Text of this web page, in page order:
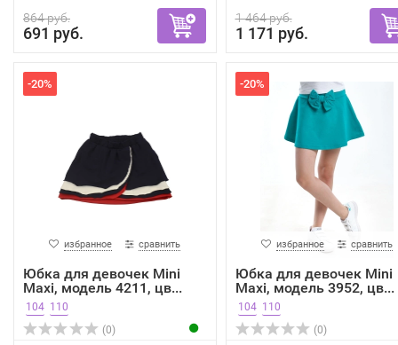
864 руб.
691 руб.
1 464 руб.
1 171 руб.
-20%
избранное сравнить
Юбка для девочек Mini
Maxi, модель 4211, цв...
104 110
(0)
-20%
избранное сравнить
Юбка для девочек Mini
Maxi, модель 3952, цв...
104 110
(0)